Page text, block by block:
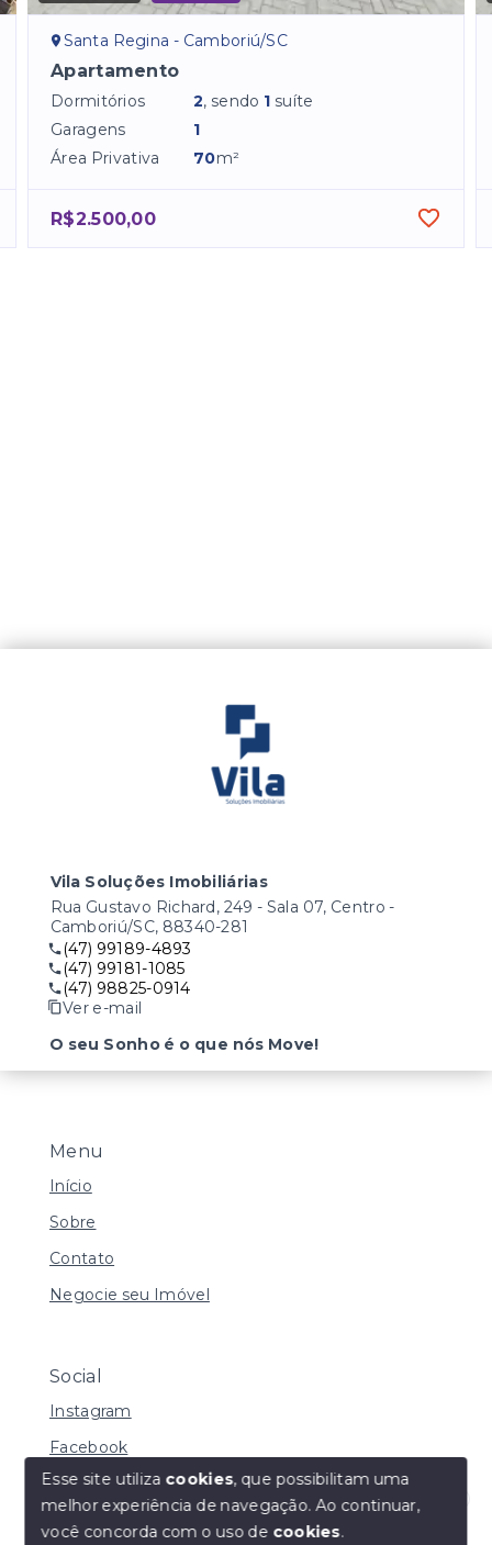
Santa Regina - Camboriú/SC
Apartamento
Dormitórios 2, sendo 1 suíte
Garagens
1
Área Privativa
70m²
R$2.500,00
Olá! Estamos disponíveis para te ajudar.
Menu
Início
Sobre
Contato
Negocie seu Imóvel
Social
Instagram
Facebook
© Copyright 2026 - Vila Soluções Imobiliárias - Todos
Vila Soluções Imobiliárias
Rua Gustavo Richard, 249 - Sala 07, Centro -
Camboriú/SC, 88340-281
(47) 99189-4893
(47) 99181-1085
(47) 98825-0914
Ver e-mail
O seu Sonho é o que nós Move!
Esse site utiliza cookies, que possibilitam uma
melhor experiência de navegação.Ao continuar,
você concorda com o uso de cookies.